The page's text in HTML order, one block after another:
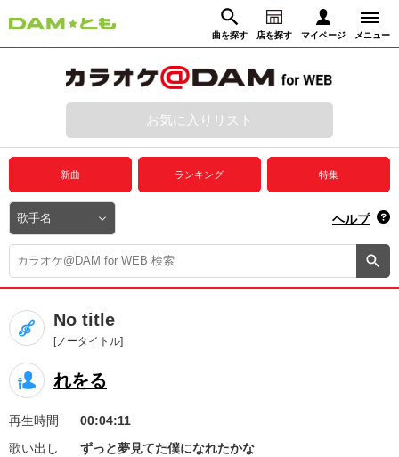
曲を探す 店を探す マイページ メニュー
動画からさがす 録音からさがす
ログイン
プレミアムサービス
DAM★とも動画
DAM★とも録音
カラオケ＠DAM
ユーザー検索
キャンペーン
お知らせ よくあるご質問
お気に入りリスト
新曲 ランキング 特集
ヘルプ
No title
[ノータイトル]
れをる
再生時間
00:04:11
歌い出し
ずっと夢見てた僕になれたかな